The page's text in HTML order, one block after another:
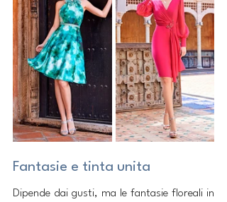
Fantasie e tinta unita
Dipende dai gusti, ma le fantasie floreali in